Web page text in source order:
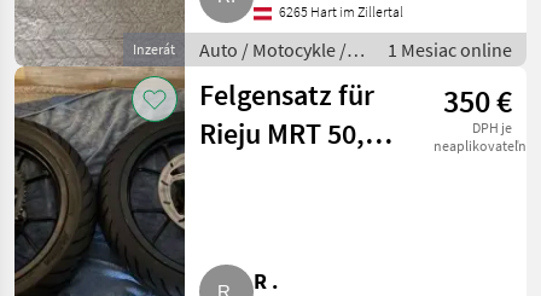
Inzerát
6265 Hart im Zillertal
Auto / Motocykle /
Motorka
1 Mesiac online
Felgensatz für
Rieju MRT 50,
350 €
DPH je
neaplikovateľné
R .